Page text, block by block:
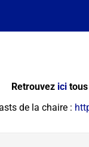
Retrouvez ici
de la chaire :